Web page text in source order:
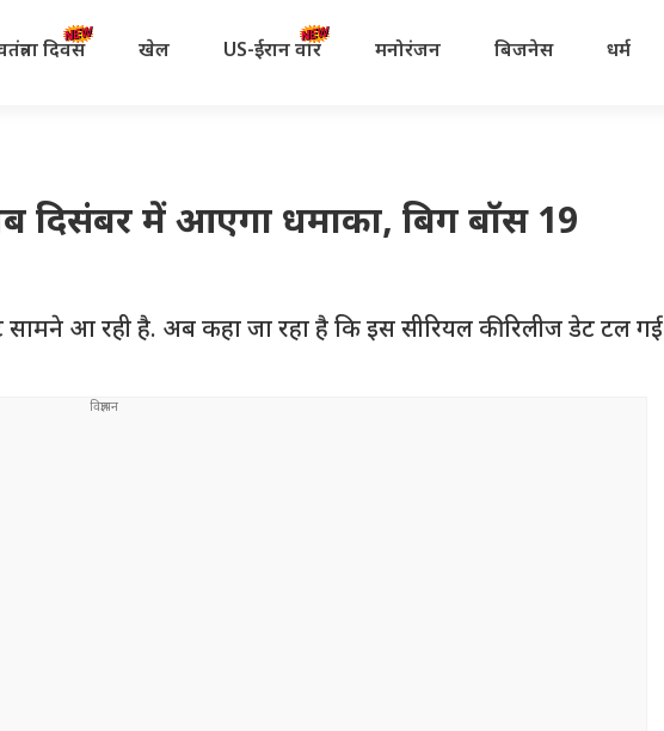
दिवस खेल US-ईरान वॉर मनोरंजन बिजनेस धर्म
दिसंबर में आएगा धमाका, बिग बॉस 19
आ रही है. अब कहा जा रहा है कि इस सीरियल की रिलीज डेट टल गई